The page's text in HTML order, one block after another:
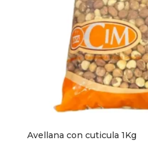
Avellana con cuticula 1Kg